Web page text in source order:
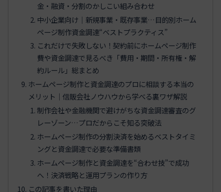
金・融資・分割のかしこい組み合わせ
中小企業向け｜新規事業・既存事業…目的別ホーム
ページ制作資金調達“ベストプラクティス”
これだけで失敗しない！契約前にホームページ制作
費や資金調達で見るべき「費用・期間・所有権・解
約ルール」総まとめ
ホームページ制作と資金調達のプロに相談する本当の
メリット｜信販会社ノウハウから学べる裏ワザ解説
制作会社や金融機関で避けがちな資金調達審査のグ
レーゾーン…プロだからこそ知る突破法
ホームページ制作の分割決済を始めるベストタイミ
ングと資金調達で必要な準備書類
ホームページ制作と資金調達を“合わせ技”で成功
へ！決済戦略と運用プランの作り方
この記事を書いた理由